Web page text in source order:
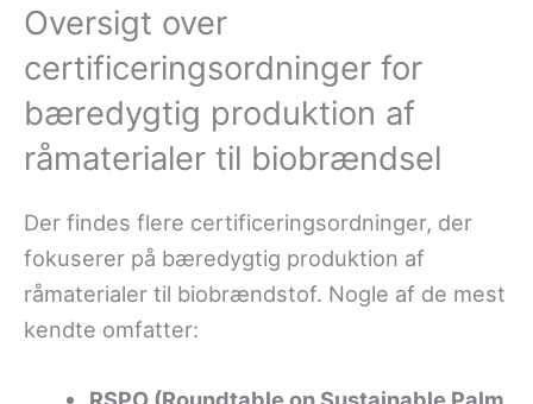
Oversigt over
certificeringsordninger for
bæredygtig produktion af
råmaterialer til biobrændsel
Der findes flere certificeringsordninger, der
fokuserer på bæredygtig produktion af
råmaterialer til biobrændstof. Nogle af de mest
kendte omfatter: